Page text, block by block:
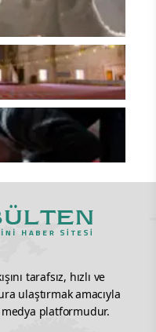
tarafsız, hızlı ve
ulaştırmak amacıyla
platformudur.